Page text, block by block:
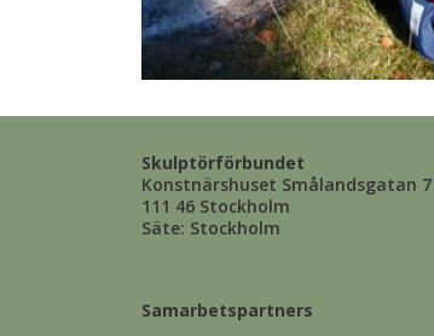
Skulptörförbundet
Konstnärshuset Smålandsgatan 7
111 46 Stockholm
Säte: Stockholm
Samarbetspartners